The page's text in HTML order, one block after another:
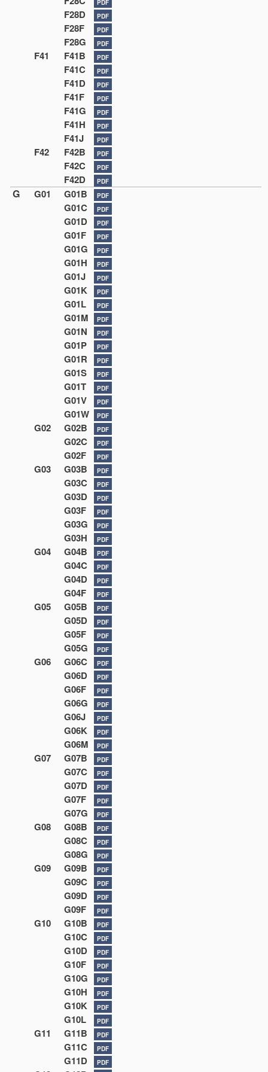
PDF
F28D PDF
F28F PDF
F28G PDF
F41 F41B PDF
F41C PDF
F41D PDF
F41F PDF
F41G PDF
F41H PDF
F41J PDF
F42 F42B PDF
F42C PDF
F42D PDF
G G01 G01B PDF
G01C PDF
G01D PDF
G01F PDF
G01G PDF
G01H PDF
G01J PDF
G01K PDF
G01L PDF
G01M PDF
G01N PDF
G01P PDF
G01R PDF
G01S PDF
G01T PDF
G01V PDF
G01W PDF
G02 G02B PDF
G02C PDF
G02F PDF
G03 G03B PDF
G03C PDF
G03D PDF
G03F PDF
G03G PDF
G03H PDF
G04 G04B PDF
G04C PDF
G04D PDF
G04F PDF
G05 G05B PDF
G05D PDF
G05F PDF
G05G PDF
G06 G06C PDF
G06D PDF
G06F PDF
G06G PDF
G06J PDF
G06K PDF
G06M PDF
G07 G07B PDF
G07C PDF
G07D PDF
G07F PDF
G07G PDF
G08 G08B PDF
G08C PDF
G08G PDF
G09 G09B PDF
G09C PDF
G09D PDF
G09F PDF
G10 G10B PDF
G10C PDF
G10D PDF
G10F PDF
G10G PDF
G10H PDF
G10K PDF
G10L PDF
G11 G11B PDF
G11C PDF
G11D PDF